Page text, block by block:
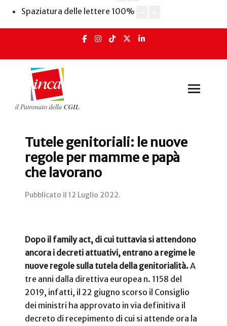
Spaziatura delle lettere 100%
Tutele genitoriali: le nuove
regole per mamme e papà
che lavorano
Pubblicato il 12 Luglio 2022.
Dopo il family act, di cui tuttavia si attendono
ancora i decreti attuativi, entrano a regime le
nuove regole sulla tutela della genitorialità.A
tre anni dalla direttiva europea n. 1158 del
2019, infatti, il 22 giugno scorso il Consiglio
dei ministri ha approvato in via definitiva il
decreto di recepimento di cui si attende ora la